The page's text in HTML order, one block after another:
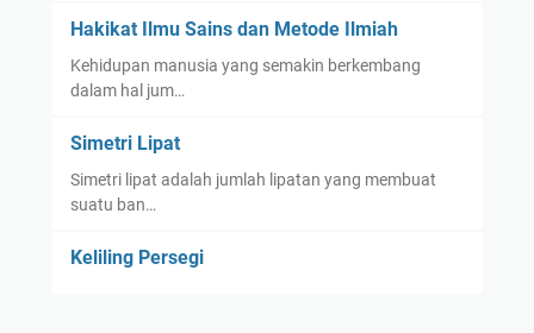
Hakikat Ilmu Sains dan Metode Ilmiah
Kehidupan manusia yang semakin berkembang
dalam hal jum…
Simetri Lipat
Simetri lipat adalah jumlah lipatan yang membuat
suatu ban…
Keliling Persegi